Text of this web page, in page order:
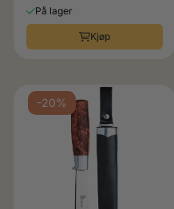
På lager
Kjøp
-20%